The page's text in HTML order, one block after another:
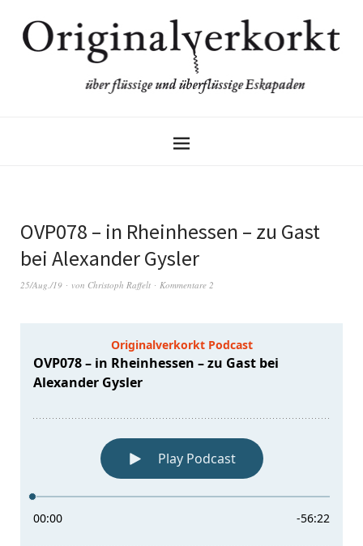
OVP078 – in Rheinhessen – zu Gast
bei Alexander Gysler
25/Aug./19 von Christoph Raffelt Kommentare 2